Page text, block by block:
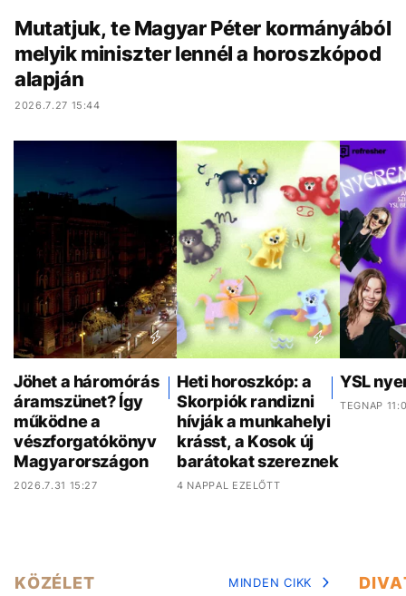
Mutatjuk, te Magyar Péter kormányából
melyik miniszter lennél a horoszkópod
alapján
2026.7.27 15:44
Jöhet a háromórás
áramszünet? Így
működne a
vészforgatókönyv
Magyarországon
2026.7.31 15:27
Heti horoszkóp: a
Skorpiók randizni
hívják a munkahelyi
krásst, a Kosok új
barátokat szereznek
4 NAPPAL EZELŐTT
YSL
TEGNAP
KÖZÉLET MINDEN CIKK